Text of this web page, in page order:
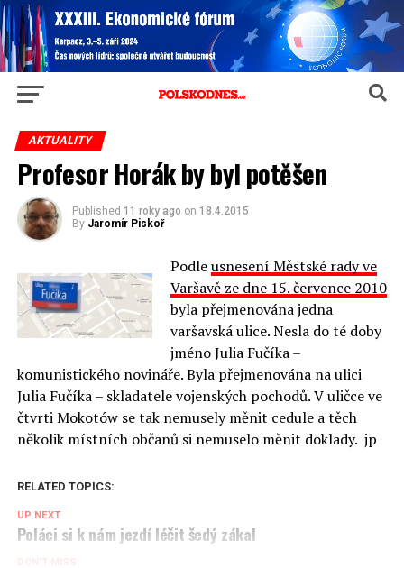
AKTUALITY
Profesor Horák by byl potěšen
Published 11 roky ago on 18.4.2015
By Jaromír Piskoř
Podleusnesení Městské rady ve
Varšavě ze dne 15. července 2010
byla přejmenována jedna
varšavská ulice. Nesla do té doby
jméno Julia Fučíka –
komunistického novináře. Byla přejmenována na ulici
Julia Fučíka – skladatele vojenských pochodů. V uličce ve
čtvrti Mokotów se tak nemusely měnit cedule a těch
několik místních občanů si nemuselo měnit doklady. jp
RELATED TOPICS:
UP NEXT
Poláci si k nám jezdí léčit šedý zákal